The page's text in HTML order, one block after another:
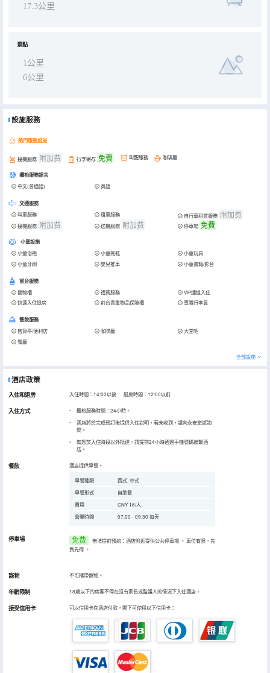
17.3公里
景點
1公里
6公里
設施服務
熱門服務設施
接機服務 附加费 行李寄存 免費 叫醒服務 咖啡廳
櫃枱服務語言
中文(普通話) 英語
交通服務
叫車服務 租車服務 自行車租賃服務 附加费
接機服務 附加费 送機服務 附加费 停車場 免費
小童設施
小童浴袍 小童拖鞋
小童玩具
小童牙刷
嬰兒推車 小童書籍/影音
前台服務
儲物櫃 禮賓服務
VIP通道入住
快速入住退房
前台貴重物品保險櫃 專職行李員
餐飲服務
售貨亭/便利店 咖啡廳
大堂吧
餐廳
全部設施
酒店政策
入住和退房 入住時間：14:00以後 退房時間：12:00以前
入住方式
櫃枱服務時間：24小時。
酒店將於完成預訂後提供入住說明，若未收到，請向永安旅遊詢
問。
如您於入住時段以外抵達，請提前24小時通過手機號碼聯繫酒
店。
餐飲 酒店提供早餐。
早餐種類
西式, 中式
早餐形式
自助餐
費用
CNY 18/人
營業時間
07:00 - 09:30 每天
停車場 免费 無法提前預約：酒店附近提供公共停車場 。 車位有限，先
到先得 。
寵物 不可攜帶寵物。
年齡限制 18歲以下的房客不得在沒有家長或監護人的情況下入住酒店。
接受信用卡 可以信用卡在酒店付款，閣下可使用以下信用卡：